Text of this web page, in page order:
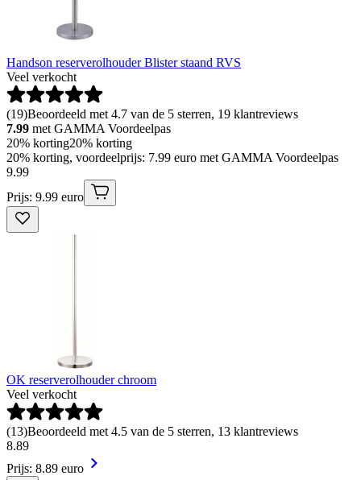
Handson reserverolhouder Blister staand RVS
Veel verkocht
(19)Beoordeeld met 4.7 van de 5 sterren, 19 klantreviews
7.99 met GAMMA Voordeelpas
20% korting20% korting
20% korting, voordeelprijs: 7.99 euro met GAMMA Voordeelpas
9.99
Prijs: 9.99 euro
OK reserverolhouder chroom
Veel verkocht
(13)Beoordeeld met 4.5 van de 5 sterren, 13 klantreviews
8.89
Prijs: 8.89 euro